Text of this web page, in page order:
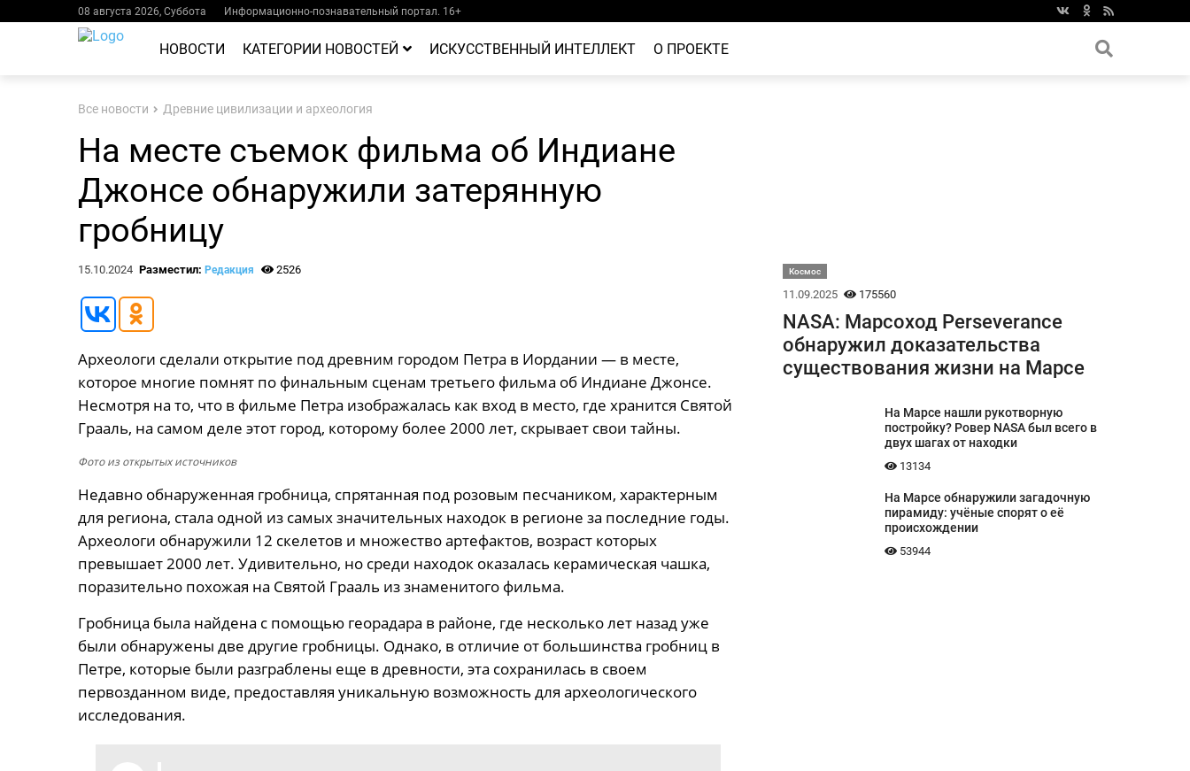
08 августа 2026, Суббота Информационно-познавательный портал. 16+
НОВОСТИ КАТЕГОРИИ НОВОСТЕЙ ИСКУССТВЕННЫЙ ИНТЕЛЛЕКТ О ПРОЕКТЕ
Все новости Древние цивилизации и археология
На месте съемок фильма об Индиане
Джонсе обнаружили затерянную
гробницу
15.10.2024 Разместил: Редакция 2526
Археологи сделали открытие под древним городом Петра в Иордании — в месте,
которое многие помнят по финальным сценам третьего фильма об Индиане Джонсе.
Несмотря на то, что в фильме Петра изображалась как вход в место, где хранится Святой
Грааль, на самом деле этот город, которому более 2000 лет, скрывает свои тайны.
Фото из открытых источников
Недавно обнаруженная гробница, спрятанная под розовым песчаником, характерным
для региона, стала одной из самых значительных находок в регионе за последние годы.
Археологи обнаружили 12 скелетов и множество артефактов, возраст которых
превышает 2000 лет. Удивительно, но среди находок оказалась керамическая чашка,
поразительно похожая на Святой Грааль из знаменитого фильма.
Гробница была найдена с помощью георадара в районе, где несколько лет назад уже
были обнаружены две другие гробницы. Однако, в отличие от большинства гробниц в
Петре, которые были разграблены еще в древности, эта сохранилась в своем
первозданном виде, предоставляя уникальную возможность для археологического
исследования.
Космос
11.09.2025 175560
NASA: Марсоход Perseverance
обнаружил доказательства
существования жизни на Марсе
На Марсе нашли рукотворную
постройку? Ровер NASA был всего в
двух шагах от находки
13134
На Марсе обнаружили загадочную
пирамиду: учёные спорят о её
происхождении
53944